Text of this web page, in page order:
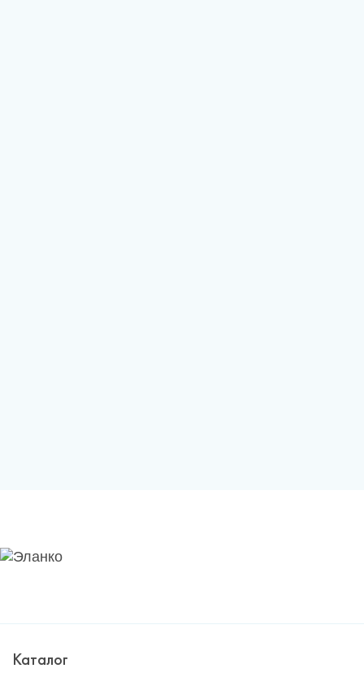
Каталог